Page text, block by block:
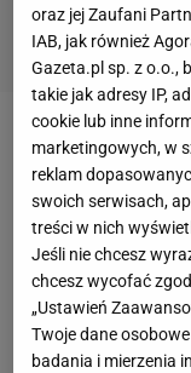
Dwa tygodnie
polskie
posady trenera
trenerLegii
nowego
wcześniejsze
trenerem Śląska
oraz jej Zaufani
IAB, jak również
Gazeta.pl sp. z o.o.,
takie jak adresy IP,
cookie lub inne
marketingowych, w
reklam
swoich serwisach,
treści w nich
Jeśli nie chcesz
chcesz wycofać
„Ustawień
Twoje dane
badania i mierzenia